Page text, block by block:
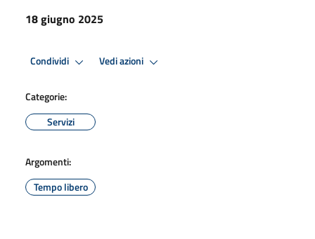
18 giugno 2025
Condividi Vedi azioni
Categorie:
Servizi
Argomenti:
Tempo libero